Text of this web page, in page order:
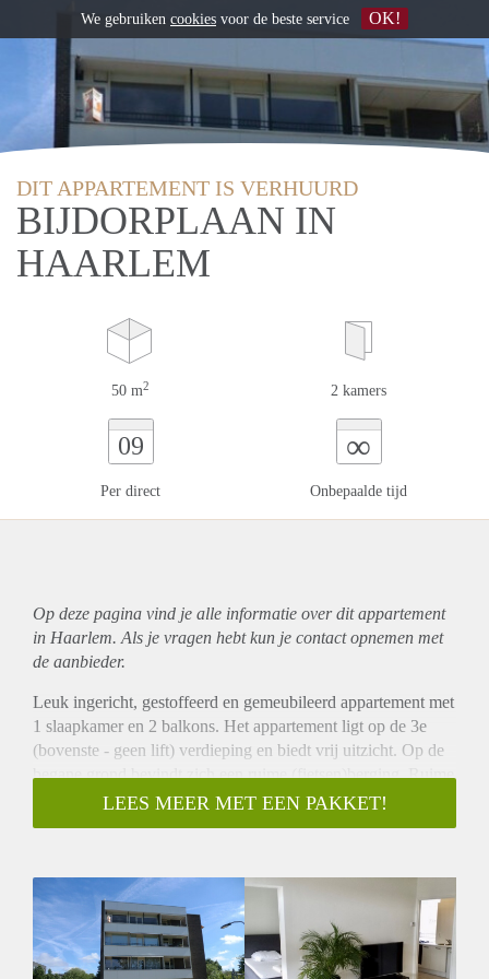
DIT APPARTEMENT IS VERHUURD
BIJDORPLAAN IN
HAARLEM
50 m2 2 kamers
09
Per direct
∞
Onbepaalde tijd
Op deze pagina vind je alle informatie over ditappartement
in Haarlem. Als je vragen hebt kun je contact opnemen met
de aanbieder.
Leuk ingericht, gestoffeerd en gemeubileerd appartement met
1 slaapkamer en 2 balkons. Het appartement ligt op de 3e
(bovenste - geen lift) verdieping en biedt vrij uitzicht. Op de
begane grond bevindt zich een ruime (fietsen)berging. Ruime
parkeergelegenheid voor de deur. Gunstige ligging t.o.v.
openbaar vervoer (station NS Overveen) en vlak bij de centra
Indeling:
Begane grond: hal, toegang tot de gemeenschappelijke tuin,
berging (2.40 x 1.95 m).
3e verdieping: entree, hal, badkamer met toilet, douche en
LEES MEER MET EEN PAKKET!
We gebruiken cookies voor de beste service OK!